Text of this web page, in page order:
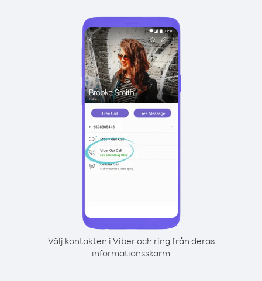
Välj kontakten i Viber och ring från deras
informationsskärm